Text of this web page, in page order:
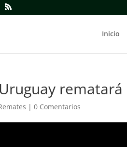
Inicio
rematará
|0 Comentarios